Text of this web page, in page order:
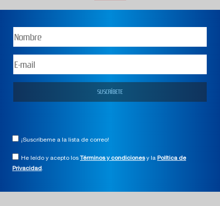
¡Suscríbeme a la lista de correo!
He leído y acepto los Términos y condicionesy la Política de
Privacidad.